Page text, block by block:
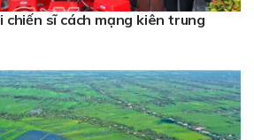
chiến sĩ cách mạng kiên trung